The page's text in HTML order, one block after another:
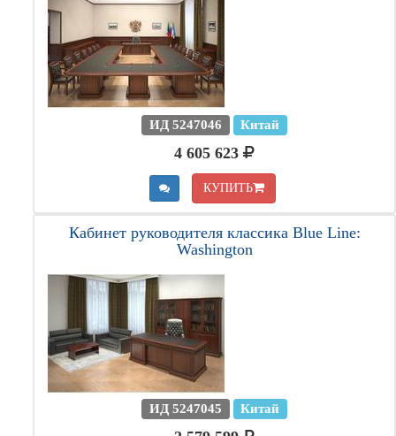
ИД 5247046 Китай
4 605 623
КУПИТЬ
Кабинет руководителя классика Blue Line:
Washington
ИД 5247045 Китай